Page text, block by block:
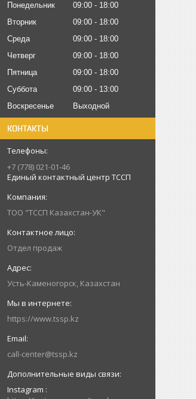
Понедельник 09:00
18:00
Вторник
09:00
18:00
Среда
09:00
18:00
Четверг
09:00
18:00
Пятница
09:00
18:00
Суббота
09:00
13:00
Воскресенье
Выходной
КОНТАКТЫ
+7 (778) 021-01-46
Единый контактный центр ТССП
ТОО "ТССП Казахстан-УК"
Отдел продаж
Усть-Каменогорск, Казахстан
https://www.tssp.kz
call-center@tssp.kz
Instagram